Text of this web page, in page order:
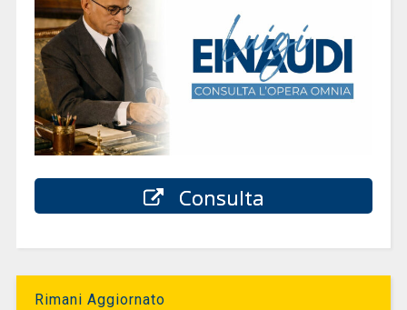
Consulta
Rimani Aggiornato